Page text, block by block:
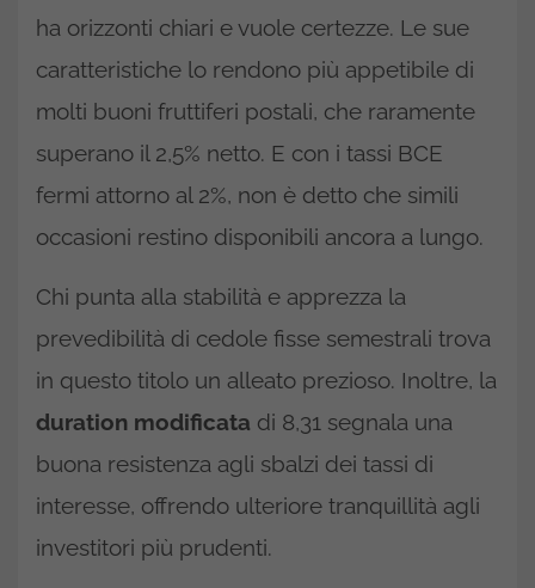
ha orizzonti chiari e vuole certezze. Le sue
caratteristiche lo rendono più appetibile di
molti buoni fruttiferi postali, che raramente
superano il 2,5% netto. E con i tassi BCE
fermi attorno al 2%, non è detto che simili
occasioni restino disponibili ancora a lungo.
Chi punta alla stabilità e apprezza la
prevedibilità di cedole fisse semestrali trova
in questo titolo un alleato prezioso. Inoltre, la
duration modificata di 8,31 segnala una
buona resistenza agli sbalzi dei tassi di
interesse, offrendo ulteriore tranquillità agli
investitori più prudenti.